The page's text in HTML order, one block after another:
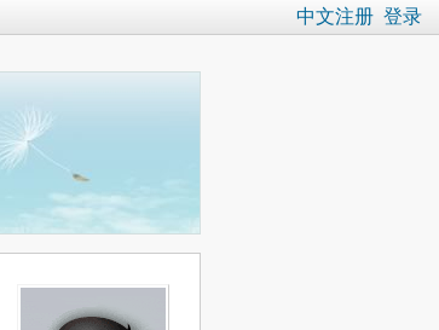
中文注册 登录